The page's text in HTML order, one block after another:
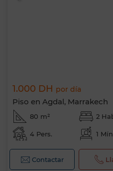
1.000 DH por día
Piso en Agdal, Marrakech
80 m² 2
4 Pers. 1
Contactar